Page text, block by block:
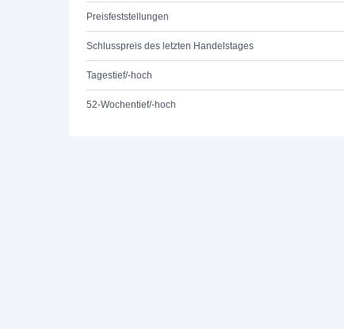
Preisfeststellungen
Schlusspreis des letzten Handelstages
Tagestief/-hoch
52-Wochentief/-hoch